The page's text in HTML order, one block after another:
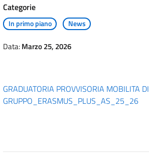
Categorie
In primo piano News
Data:Marzo 25, 2026
GRADUATORIA PROVVISORIA MOBILITA DI
GRUPPO_ERASMUS_PLUS_AS_25_26